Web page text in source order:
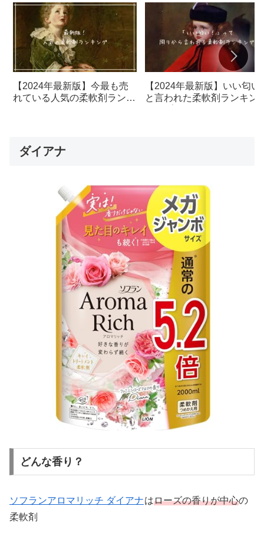
【2024年最新版】今最も売
れている人気の柔軟剤ランキ
【2024年最新版】いい匂い
と言われた柔軟剤ランキン
ダイアナ
どんな香り？
ソフランアロマリッチ ダイアナはローズの香りが中心の
柔軟剤